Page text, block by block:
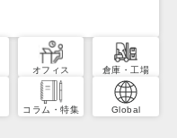
オフィス 倉庫・工場
コラム・特集 Global